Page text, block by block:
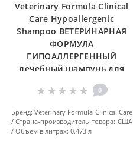
Veterinary Formula Clinical
Care Hypoallergenic
Shampoo ВЕТЕРИНАРНАЯ
ФОРМУЛА
ГИПОАЛЛЕРГЕННЫЙ
лечебный шампунь для
собак и кошек с аллергией
или чувствительной
0
Бренд: Veterinary Formula Clinical Care
Страна-производитель товара: США
Объем в литрах: 0.473 л